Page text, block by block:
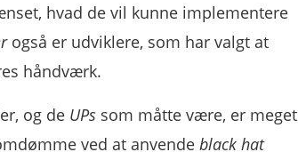
hvad de vil kunne implementere
også er udviklere, som har valgt at
håndværk.
og de UPssom måtte være, er meget
ved at anvende black hat